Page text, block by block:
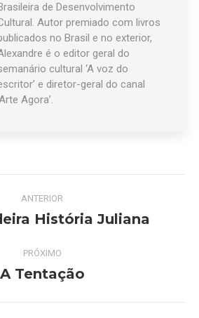
de Desenvolvimento
Autor premiado com livros
no Brasil e no exterior,
é o editor geral do
cultural ‘A voz do
e diretor-geral do canal
Agora’.
ANTERIOR
Post
História Juliana
PRÓXIMO
Próximo
A Tentação